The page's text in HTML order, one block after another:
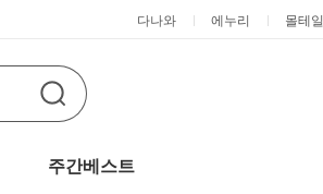
다나와 에누리 몰테일
주간베스트